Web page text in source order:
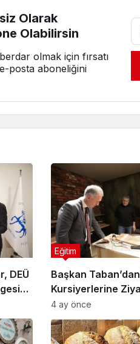
Olarak
Olabilirsin
olmak için fırsatı
posta aboneliğini
DEÜ
Başkan
Kursiyerlerine
Eğitim
4 ay önce